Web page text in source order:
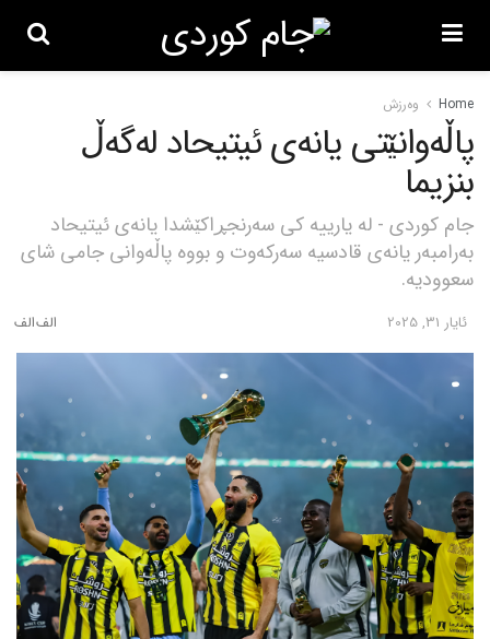
Home وەرزش
پاڵەوانێتی یانەی ئیتیحاد لەگەڵ
بنزیما
جام کوردی - له یارییه کی سەرنجڕاکێشدا یانەی ئیتیحاد
بەرامبەر یانەی قادسیه سەرکەوت و بووه پاڵەوانی جامی شای
سعوودیە.
ئایار 31, 2025